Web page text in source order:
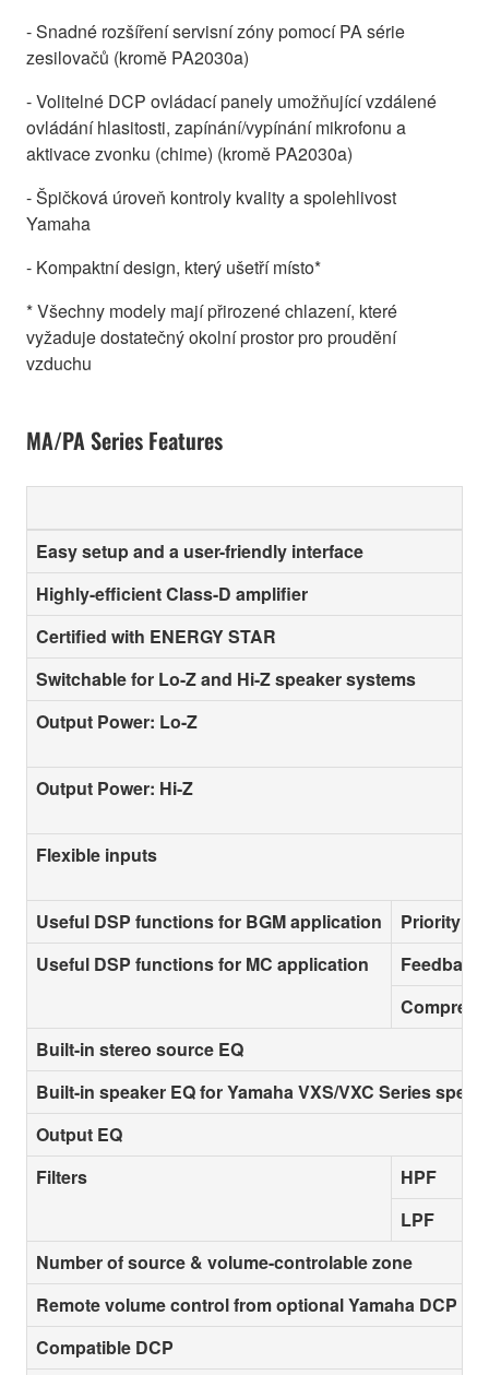
- Snadné rozšíření servisní zóny pomocí PA série
zesilovačů (kromě PA2030a)
- Volitelné DCP ovládací panely umožňující vzdálené
ovládání hlasitosti, zapínání/vypínání mikrofonu a
aktivace zvonku (chime) (kromě PA2030a)
- Špičková úroveň kontroly kvality a spolehlivost
Yamaha
- Kompaktní design, který ušetří místo*
* Všechny modely mají přirozené chlazení, které
vyžaduje dostatečný okolní prostor pro proudění
vzduchu
MA/PA Series Features
Easy setup and a user-friendly interface
Highly-efficient Class-D amplifier
Certified with ENERGY STAR
Switchable for Lo-Z and Hi-Z speaker systems
Output Power: Lo-Z
Output Power: Hi-Z
Flexible inputs
Useful DSP functions for BGM application
Priority
Useful DSP functions for MC application
Feedback
Built-in stereo source EQ
Built-in speaker EQ for Yamaha VXS/VXC Series
Output EQ
Filters
HPF
LPF
Number of source & volume-controlable zone
Remote volume control from optional Yamaha DCP
Compatible DCP